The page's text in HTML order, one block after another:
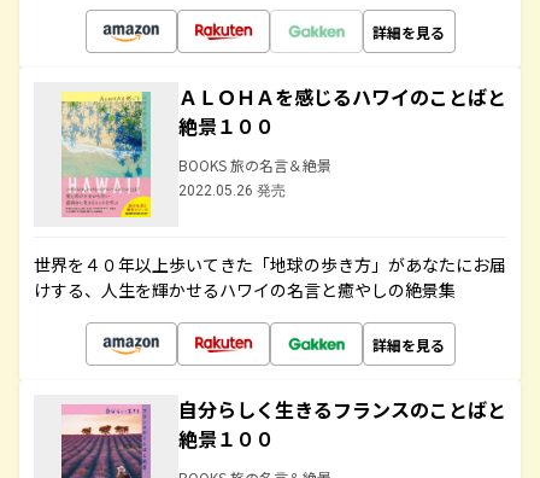
詳細を見る
ＡＬＯＨＡを感じるハワイのことばと
絶景１００
BOOKS 旅の名言＆絶景
2022.05.26 発売
世界を４０年以上歩いてきた「地球の歩き方」があなたにお届
けする、人生を輝かせるハワイの名言と癒やしの絶景集
詳細を見る
自分らしく生きるフランスのことばと
絶景１００